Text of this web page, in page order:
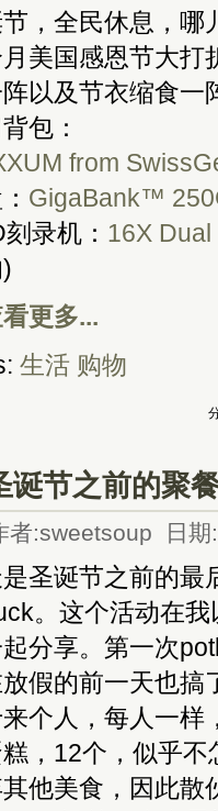
，全民休息，哪
月美国感恩节大
以及节衣缩食一
包：
from
GigaBank™
录机： 16X
更多...
生活 购物
诞节之前的聚
者:sweetsoup 日期
圣诞节之前的最
。这个活动在
起分享。第一次
放假的前一天也
来个人，每人一
，12个，似乎
他美食，因此散